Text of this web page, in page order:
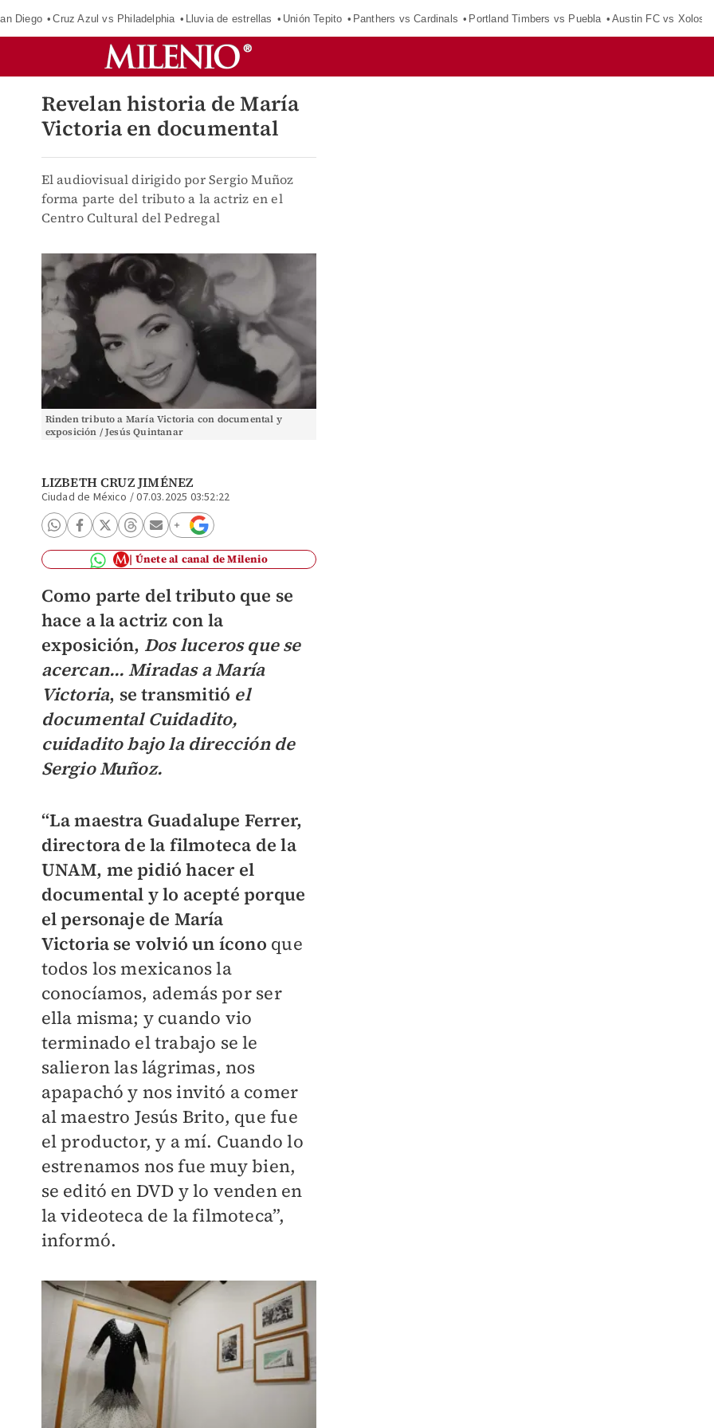
Diego Cruz Azul vs Philadelphia Lluvia de estrellas Unión Tepito Panthers vs Cardinals Portland Timbers vs Puebla Austin FC vs Xolos
Revelan historia de María
Victoria en documental
El audiovisual dirigido por Sergio Muñoz
forma parte del tributo a la actriz en el
Centro Cultural del Pedregal
Rinden tributo a María Victoria con documental y
exposición / Jesús Quintanar
LIZBETH CRUZ JIMÉNEZ
Ciudad de México /07.03.2025 03:52:22
Únete al canal de Milenio
Como parte del tributo que se
hace a la actriz con la
exposición, Dos luceros que se
acercan… Miradas a María
Victoria, se transmitió el
documental Cuidadito,
cuidadito bajo la dirección de
Sergio Muñoz.
“La maestra Guadalupe Ferrer,
directora de la filmoteca de la
UNAM, me pidió hacer el
documental y lo acepté porque
el personaje de María
Victoria se volvió un ícono que
todos los mexicanos la
conocíamos, además por ser
ella misma; y cuando vio
terminado el trabajo se le
salieron las lágrimas, nos
apapachó y nos invitó a comer
al maestro Jesús Brito, que fue
el productor, y a mí. Cuando lo
estrenamos nos fue muy bien,
se editó en DVD y lo venden en
la videoteca de la filmoteca”,
informó.